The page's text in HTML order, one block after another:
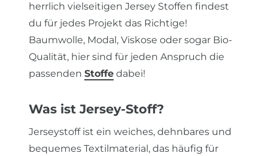
herrlich vielseitigen Jersey Stoffen findest
du für jedes Projekt das Richtige!
Baumwolle, Modal, Viskose oder sogar Bio-
Qualität, hier sind für jeden Anspruch die
passenden Stoffe dabei!
Was ist Jersey-Stoff?
Jerseystoff ist ein weiches, dehnbares und
bequemes Textilmaterial, das häufig für